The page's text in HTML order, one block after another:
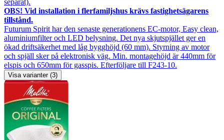
separat).
OBS! Vid installation i flerfamiljshus krävs fastighetsägarens
tillstånd.
Futurum Spirit har den senaste generationens EC-motor, Easy clean,
aluminiumfilter och LED belysning. Det nya skjutspjället ger en
ökad driftsäkerhet med låg bygghöjd (60 mm). Styrning av motor
och spjäll sker på elektronisk väg. Min. montagehöjd är 440mm för
elspis och 650mm för gasspis. Efterföljare till F243-10.
Visa varianter (3)